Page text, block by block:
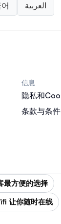
العربية
信息
隐私和
条款与条件
最方便的选择
让你随时在线